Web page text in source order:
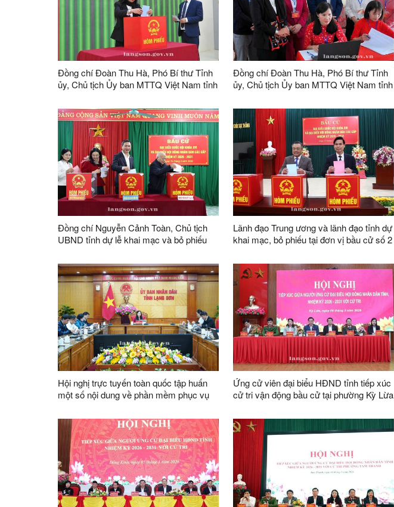
Đồng chí Đoàn Thu Hà, Phó Bí thư Tỉnh
ủy, Chủ tịch Ủy ban MTTQ Việt Nam tỉnh
vực bỏ phiếu số 10, xã Lộc Bình
Đồng chí Đoàn Thu Hà, Phó Bí thư Tỉnh
ủy, Chủ tịch Ủy ban MTTQ Việt Nam tỉnh
và xã Thống Nhất
Đồng chí Nguyễn Cảnh Toàn, Chủ tịch
UBND tỉnh dự lễ khai mạc và bỏ phiếu
văn hóa thôn Na Đâu, xã Hữu Lũng
Lãnh đạo Trung ương và lãnh đạo tỉnh dự
khai mạc, bỏ phiếu tại đơn vị bầu cử số 2
phường Lương Văn Tri
Hội nghị trực tuyến toàn quốc tập huấn
một số nội dung về phần mềm phục vụ
Ứng cử viên đại biểu HĐND tỉnh tiếp xúc
cử tri vận động bầu cử tại phường Kỳ Lừa